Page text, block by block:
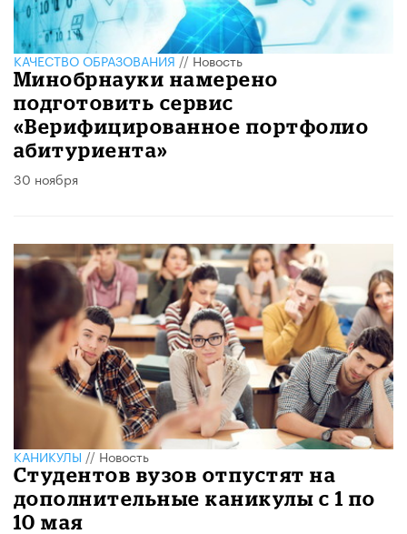
КАЧЕСТВО ОБРАЗОВАНИЯ//Новость
Минобрнауки намерено
подготовить сервис
«Верифицированное портфолио
абитуриента»
30 ноября
КАНИКУЛЫ//Новость
Студентов вузов отпустят на
дополнительные каникулы с 1 по
10 мая